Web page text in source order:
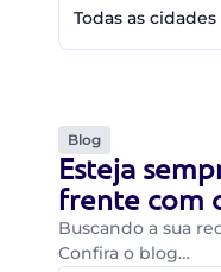
Todas as cidades
Blog
Esteja
frente com
Buscando a sua
Confira o blog…